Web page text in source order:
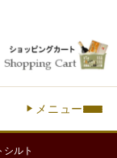
メニュー
シルト